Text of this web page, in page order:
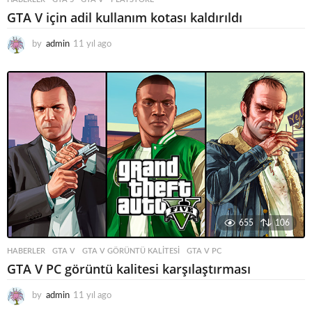
GTA V için adil kullanım kotası kaldırıldı
by admin 11 yıl ago
y
g
o
655 106
HABERLER GTA V ,GTA V GÖRÜNTÜ KALITESI ,GTA V PC
GTA V PC görüntü kalitesi karşılaştırması
by admin 11 yıl ago